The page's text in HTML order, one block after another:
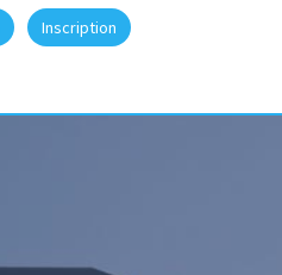
Inscription